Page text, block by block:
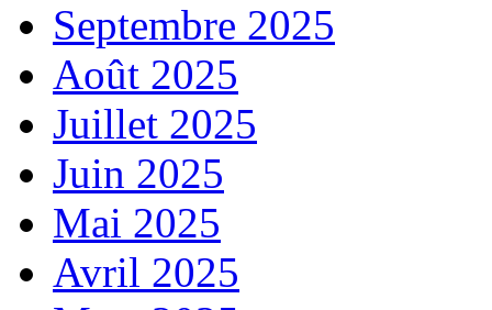
Septembre 2025
Août 2025
Juillet 2025
Juin 2025
Mai 2025
Avril 2025